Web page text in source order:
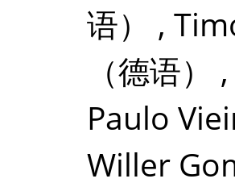
语）
,
（德语）
,
Paulo
Willer